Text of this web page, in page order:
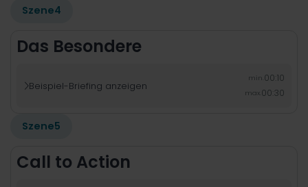
Szene4
Das Besondere
Beispiel-Briefing anzeigen
min. 00:10
max. 00:30
Szene5
Call to Action